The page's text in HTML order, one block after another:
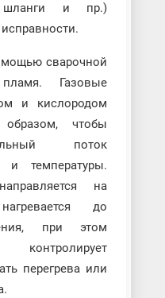
шланги и пр.)
сварочной
Газовые
и кислородом
образом, чтобы
поток
температуры.
на
до
при этом
перегрева или